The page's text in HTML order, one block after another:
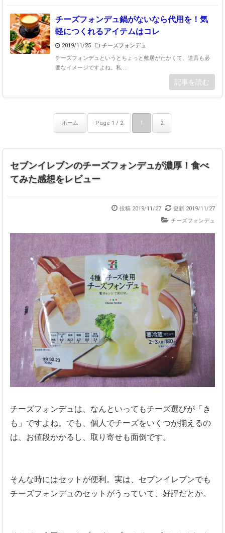
チーズフォンデュ鍋がないなら代用を！気
軽につくれるアイテムはコレ
2019/11/25
チーズフォンデュ
チーズフォンデュというとちょっと敷居がたかくて、道具も必
要なイメージですよね。私 ...
記事を読む
ホーム Page 1 / 2 1 2
セブンイレブンのチーズフォンデュが濃厚！食べ
てみた感想をレビュー
投稿 2019/11/27
更新 2019/11/27
チーズフォンデュ
チーズフォンデュは、なんといってもチーズ選びが「き
も」ですよね。でも、個人でチーズをいくつか揃えるの
は、お値段かかるし、取り寄せも面倒です。
そんな時にはセットが便利。実は、セブンイレブンでも
チーズフォンデュのセットがうっていて、好評だとか。